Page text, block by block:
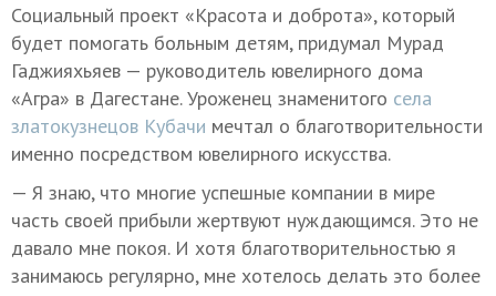
Социальный проект «Красота и доброта», который
будет помогать больным детям, придумал Мурад
Гаджияхьяев — руководитель ювелирного дома
«Агра» в Дагестане. Уроженец знаменитого села
златокузнецов Кубачи мечтал о благотворительности
именно посредством ювелирного искусства.
— Я знаю, что многие успешные компании в мире
часть своей прибыли жертвуют нуждающимся. Это не
давало мне покоя. И хотя благотворительностью я
занимаюсь регулярно, мне хотелось делать это более